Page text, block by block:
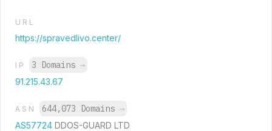
URL
https://spravedlivo.center/
IP 3 Domains →
91.215.43.67
ASN 644,073 Domains →
AS57724 DDOS-GUARD LTD